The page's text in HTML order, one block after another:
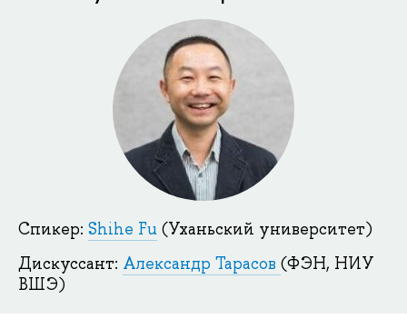
Спикер: Shihe Fu (Уханьский университет)
Дискуссант: Александр Тарасов (ФЭН, НИУ
ВШЭ)